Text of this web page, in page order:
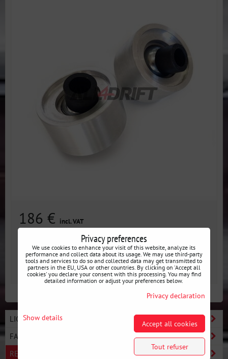
186 € incl. VAT
3 jours
pcs AJOUTER AU PANIER
LIGNE BASIC - DÉMARREZ LE DRIFT
FABRICANTS
RECHERCHE PAR VOITURE
Privacy preferences
We use cookies to enhance your visit of this website, analyze its
performance and collect data about its usage. We may use third-party
tools and services to do so and collected data may get transmitted to
partners in the EU, USA or other countries. By clicking on 'Accept all
cookies' you declare your consent with this processing. You may find
detailed information or adjust your preferences below.
Privacy declaration
Show details
Accept all cookies
Tout refuser